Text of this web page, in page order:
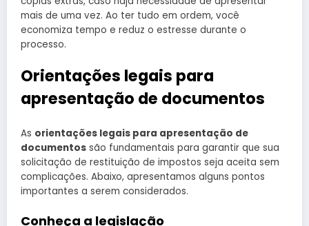
mais de uma vez. Ao ter tudo em ordem, você
economiza tempo e reduz o estresse durante o
processo.
Orientações legais para
apresentação de documentos
As orientações legais para apresentação de
documentos são fundamentais para garantir que sua
solicitação de restituição de impostos seja aceita sem
complicações. Abaixo, apresentamos alguns pontos
importantes a serem considerados.
Conheça a legislação